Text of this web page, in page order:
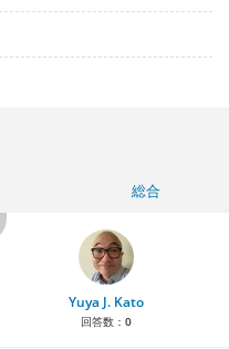
総合
Yuya J. Kato
回答数： 0